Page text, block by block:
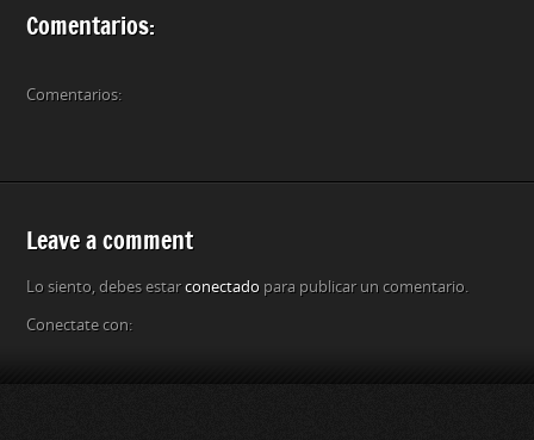
Comentarios:
Comentarios:
Leave a comment
Lo siento, debes estarconectado para publicar un comentario.
Conectate con: